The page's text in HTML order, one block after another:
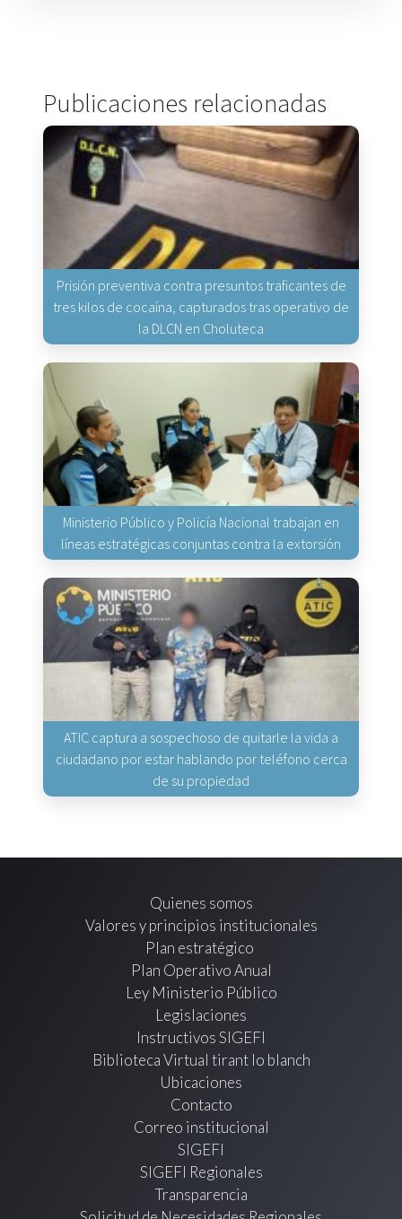
Publicaciones relacionadas
Prisión preventiva contra presuntos traficantes de
tres kilos de cocaína, capturados tras operativo de
la DLCN en Choluteca
Ministerio Público y Policía Nacional trabajan en
líneas estratégicas conjuntas contra la extorsión
ATIC captura a sospechoso de quitarle la vida a
ciudadano por estar hablando por teléfono cerca
de su propiedad
Quienes somos
Valores y principios institucionales
Plan estratégico
Plan Operativo Anual
Ley Ministerio Público
Legislaciones
Instructivos SIGEFI
Biblioteca Virtual tirant lo blanch
Ubicaciones
Contacto
Correo institucional
SIGEFI
SIGEFI Regionales
Transparencia